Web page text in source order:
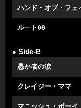
ハンド・オブ・フェ
ルート66
● Side-B
愚か者の涙
クレイジー・ママ
マニッシュ・ボーイ